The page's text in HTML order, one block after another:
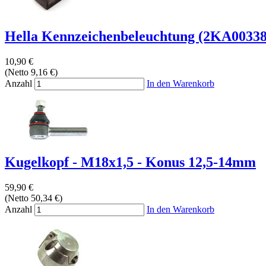
Hella Kennzeichenbeleuchtung
10,90 €
(Netto 9,16 €)
Anzahl
In den Warenkorb
Kugelkopf - M18x1,5 - Konus 12,5-14mm
59,90 €
(Netto 50,34 €)
Anzahl
In den Warenkorb